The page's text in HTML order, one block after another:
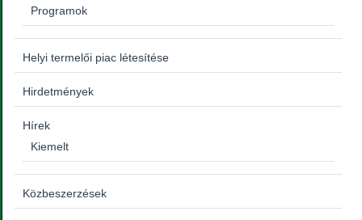
Programok
Helyi termelői piac létesítése
Hirdetmények
Hírek
Kiemelt
Közbeszerzések